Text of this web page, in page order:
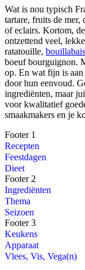
Wat is nou typisch
tartare, fruits de mer,
of eclairs. Kortom,
ontzettend veel,
ratatouille,
boeuf bourguignon.
op. En wat fijn is aan
door hun eenvoud.
ingrediënten, maar
voor kwalitatief
smaakmakers en je
Footer 1
Recepten
Feestdagen
Dieet
Footer 2
Ingrediënten
Thema
Seizoen
Footer 3
Keukens
Apparaat
Vlees, Vis, Vega(n)